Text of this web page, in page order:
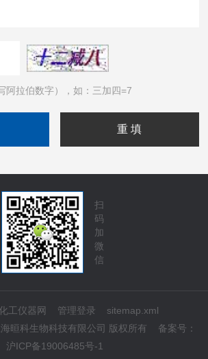
阿拉伯数字），如：三加四=7
扫
码
加
微
信
工仪器网 管理登录
sitemap.xml
晅科生物科技有限公司 版权所有 备案号：
沪ICP备19006485号-1